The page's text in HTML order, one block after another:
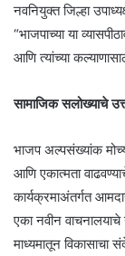
नवनियुक्त जिल्हा
“भाजपाच्या या
आणि त्यांच्या
सामाजिक सलोख्याचे
​भाजप अल्पसंख्यांक
आणि एकात्मता
कार्यक्रमाअंतर्गत
एका नवीन
माध्यमातून विकासाचा